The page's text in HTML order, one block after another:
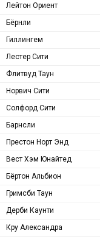
Лейтон Ориент
Бёрнли
Гиллингем
Лестер Сити
Флитвуд Таун
Норвич Сити
Солфорд Сити
Барнсли
Престон Норт Энд
Вест Хэм Юнайтед
Бёртон Альбион
Гримсби Таун
Дерби Каунти
Кру Александра